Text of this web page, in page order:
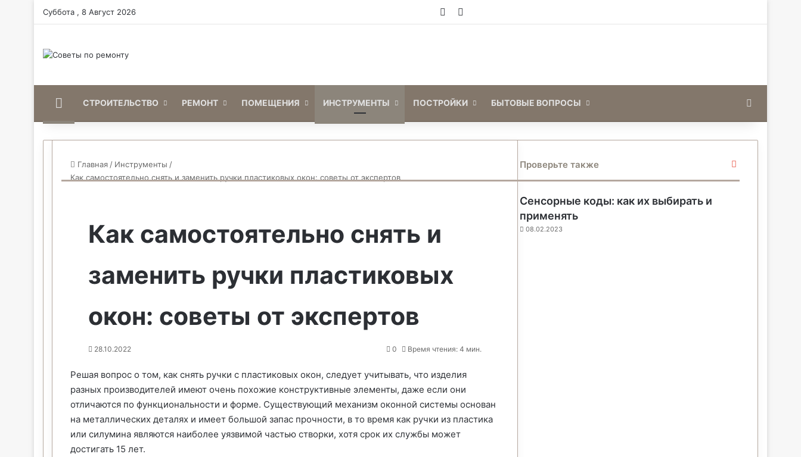
Суббота , 8 Август 2026 Войти
HomeСТРОИТЕЛЬСТВО РЕМОНТ ПОМЕЩЕНИЯ ИНСТРУМЕНТЫ ПОСТРОЙКИ БЫТОВЫЕ ВОПРОСЫ
Главная / Инструменты /
Как самостоятельно снять и заменить ручки пластиковых окон: советы от экспертов
Как самостоятельно снять и
заменить ручки пластиковых
окон: советы от экспертов
28.10.2022 0 Время чтения: 4 мин.
Решая вопрос о том, как снять ручки с пластиковых окон, следует учитывать, что изделия
разных производителей имеют очень похожие конструктивные элементы, даже если они
отличаются по функциональности и форме. Существующий механизм оконной системы основан
на металлических деталях и имеет большой запас прочности, в то время как ручки из пластика
или силумина являются наиболее уязвимой частью створки, хотя срок их службы может
достигать 15 лет.
Проверьте также
Сенсорные коды: как их выбирать и
применять
08.02.2023